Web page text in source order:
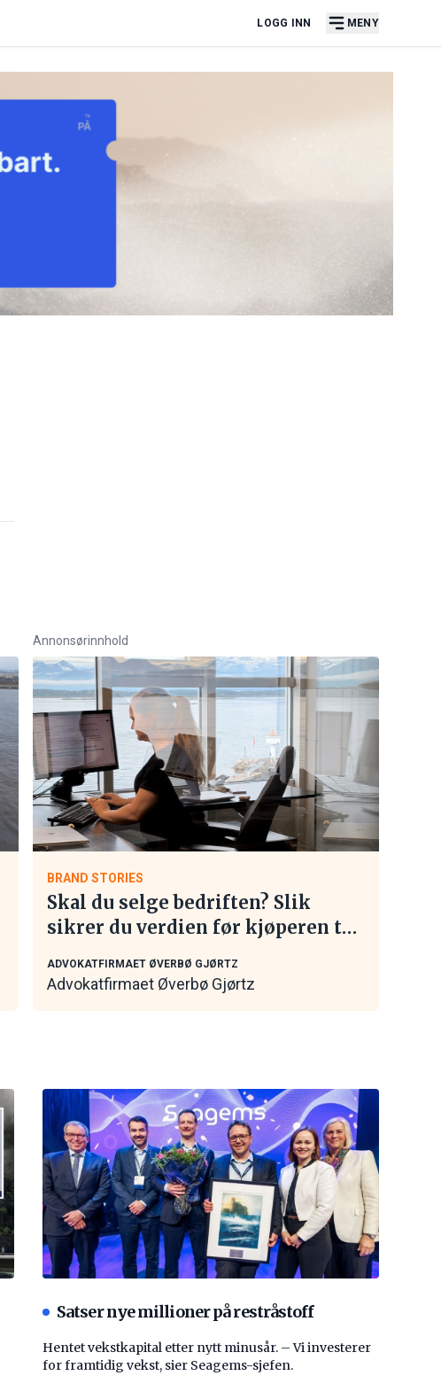
LOGG INN MENY
Annonsørinnhold
BRAND STORIES
Skal du selge bedriften? Slik
sikrer du verdien før kjøperen tar
ADVOKATFIRMAET ØVERBØ GJØRTZ
Advokatfirmaet Øverbø Gjørtz
Satser nye millioner på restråstoff
Hentet vekstkapital etter nytt minusår. – Vi investerer
for framtidig vekst, sier Seagems-sjefen.